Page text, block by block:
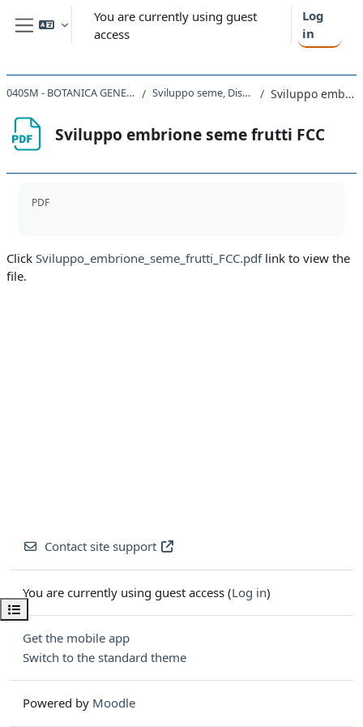
Skip to main content
Side panel
You are currently using guest
access
Log
in
Open course index
040SM - BOTANICA GENERALE CON LABORATORIO 2020 Sviluppo seme, Disseminazione, Germinazione Sviluppo embrione seme frutti FCC
Sviluppo embrione seme frutti FCC
PDF
Click Sviluppo_embrione_seme_frutti_FCC.pdflink to view the
file.
Contact site support
You are currently using guest access (Log in)
Get the mobile app
Switch to the standard theme
Powered by Moodle